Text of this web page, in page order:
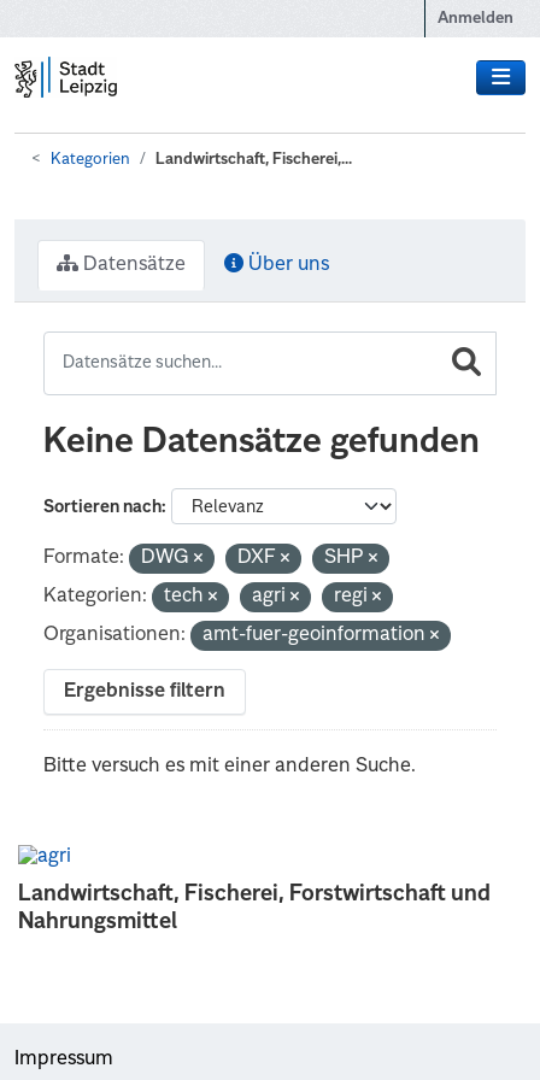
Anmelden
Kategorien Landwirtschaft, Fischerei,...
Landwirtschaft, Fischerei, Forstwirtschaft und
Nahrungsmittel
Datensätze Über uns
Keine Datensätze gefunden
Sortieren nach
Formate: DWG DXF
SHP
Kategorien:
tech agri
regi
Organisationen:
amt-fuer-geoinformation
Ergebnisse filtern
Bitte versuch es mit einer anderen Suche.
Impressum